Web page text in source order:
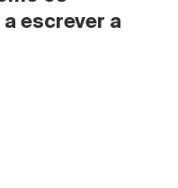
escrever a